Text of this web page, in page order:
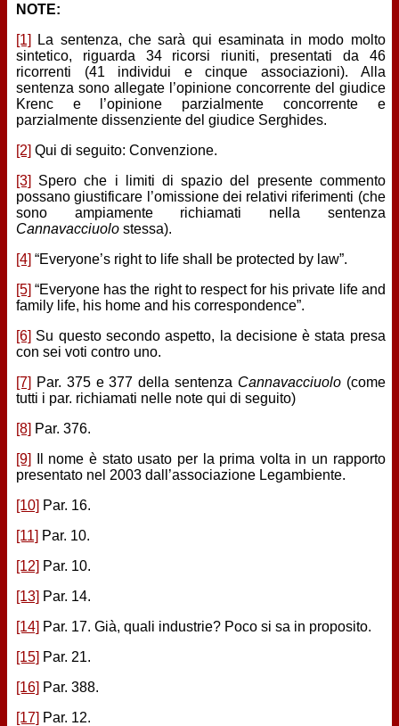
NOTE:
[1]
La sentenza, che sarà qui esaminata in modo molto
sintetico, riguarda 34 ricorsi riuniti, presentati da 46
ricorrenti (41 individui e cinque associazioni). Alla
sentenza sono allegate l’opinione concorrente del giudice
Krenc e l’opinione parzialmente concorrente e
parzialmente dissenziente del giudice Serghides.
[2] Qui di seguito: Convenzione.
[3]
Spero che i limiti di spazio del presente commento
possano giustificare l’omissione dei relativi riferimenti (che
sono ampiamente richiamati nella sentenza
Cannavacciuolo stessa).
[4] “Everyone’s right to life shall be protected by law”.
[5] “Everyone has the right to respect for his private life and
family life, his home and his correspondence”.
[6] Su questo secondo aspetto, la decisione è stata presa
con sei voti contro uno.
[7] Par. 375 e 377 della sentenza Cannavacciuolo(come
tutti i par. richiamati nelle note qui di seguito)
[8] Par. 376.
[9]
Il nome è stato usato per la prima volta in un rapporto
presentato nel 2003 dall’associazione Legambiente.
[10] Par. 16.
[11] Par. 10.
[12] Par. 10.
[13] Par. 14.
[14] Par. 17. Già, quali industrie? Poco si sa in proposito.
[15] Par. 21.
[16] Par. 388.
[17] Par. 12.